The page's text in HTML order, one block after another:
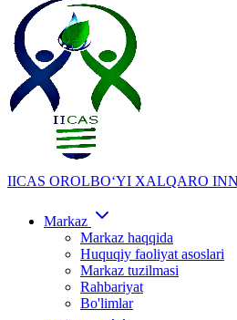
IICAS OROLBOʻYI XALQARO
Markaz
Markaz haqqida
Huquqiy faoliyat asoslari
Markaz tuzilmasi
Rahbariyat
Bo'limlar